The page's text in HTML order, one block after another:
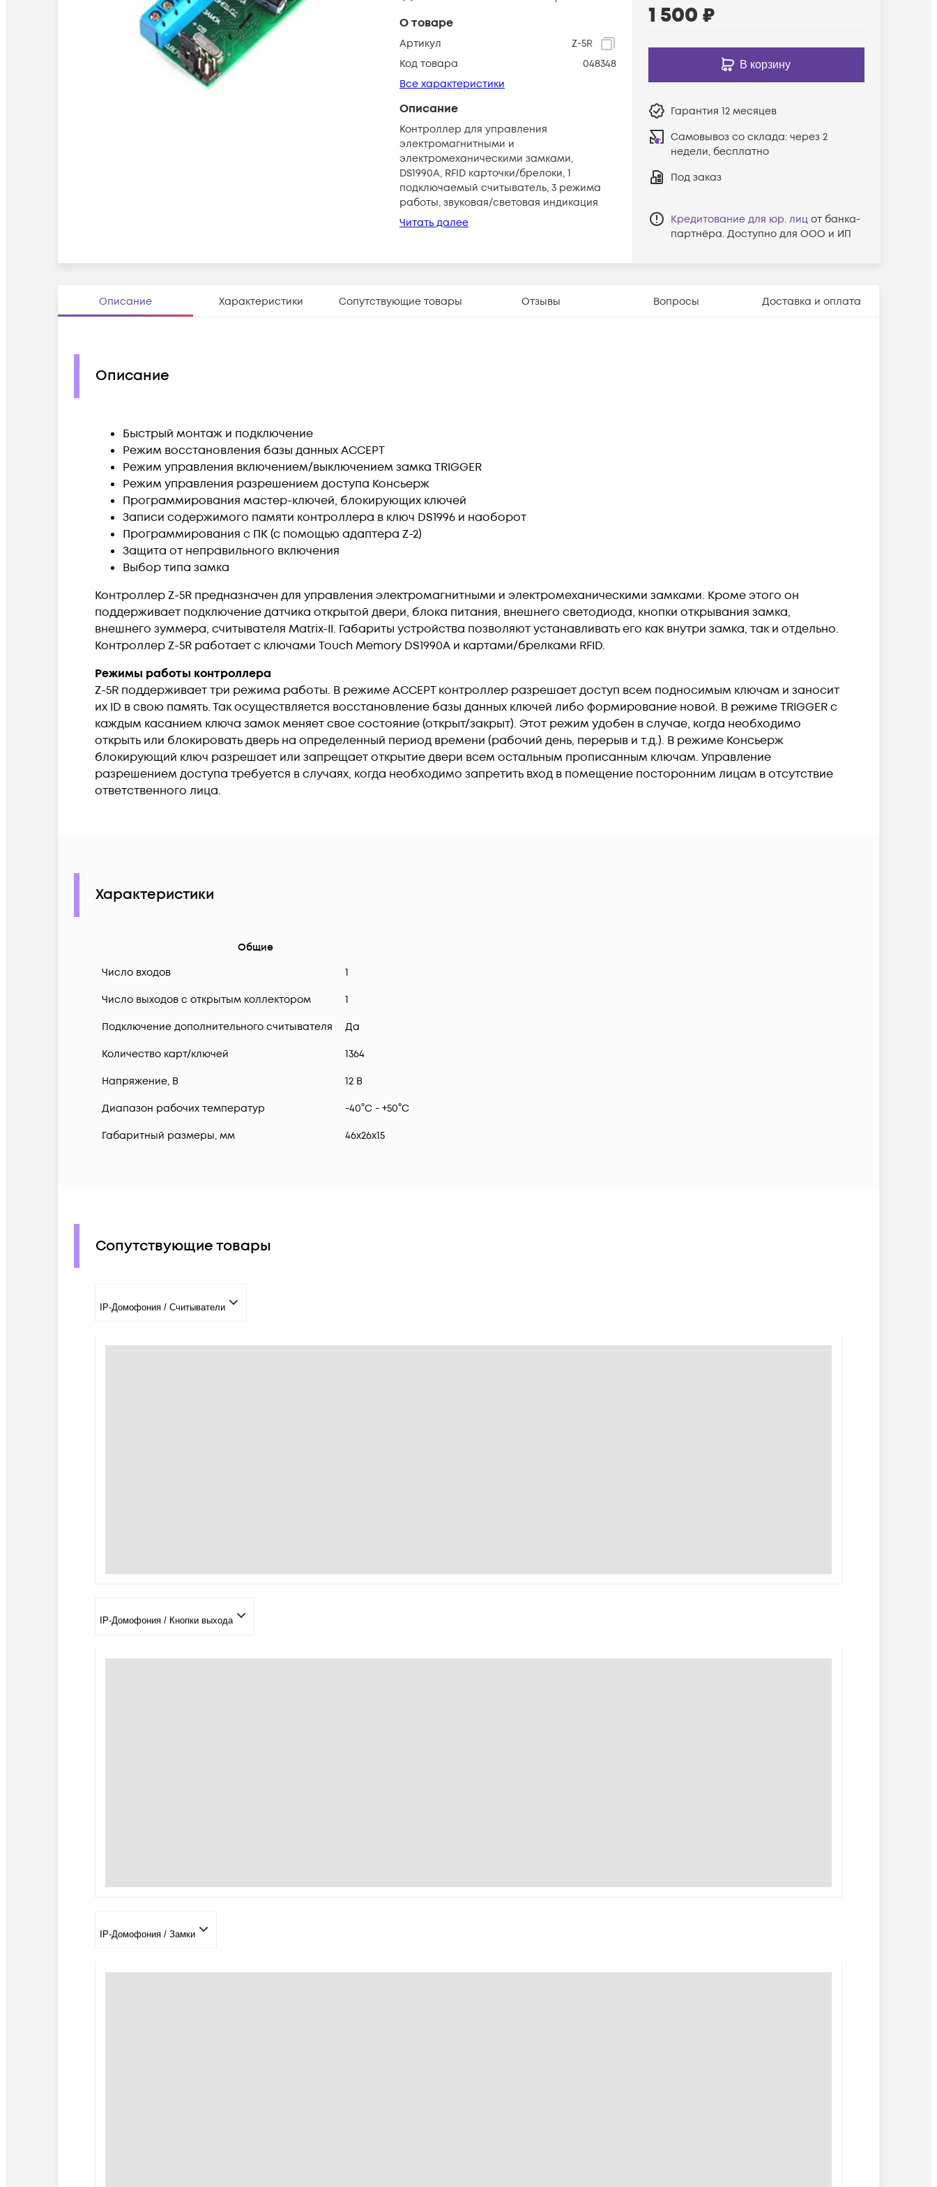
О товаре
Артикул
Z-5R
Код товара
048348
Все характеристики
Описание
Контроллер для управления
электромагнитными и
электромеханическими замками,
DS1990A, RFID карточки/брелоки, 1
подключаемый считыватель, 3 режима
работы, звуковая/световая индикация
Читать далее
1 500 ₽
В корзину
Гарантия 12 месяцев
Самовывоз со склада: через 2
недели, бесплатно
Под заказ
Кредитование для юр. лиц от банка-
партнёра. Доступно для ООО и ИП
Описание Характеристики Сопутствующие товары Отзывы Вопросы Доставка и оплата
Описание
Быстрый монтаж и подключение
Режим восстановления базы данных ACCEPT
Режим управления включением/выключением замка TRIGGER
Режим управления разрешением доступа Консьерж
Программирования мастер-ключей, блокирующих ключей
Записи содержимого памяти контроллера в ключ DS1996 и наоборот
Программирования с ПК (с помощью адаптера Z-2)
Защита от неправильного включения
Выбор типа замка
Контроллер Z-5R предназначен для управления электромагнитными и электромеханическими замками. Кроме этого он
поддерживает подключение датчика открытой двери, блока питания, внешнего светодиода, кнопки открывания замка,
внешнего зуммера, считывателя Matrix-II. Габариты устройства позволяют устанавливать его как внутри замка, так и отдельно.
Контроллер Z-5R работает с ключами Touch Memory DS1990А и картами/брелками RFID.
Режимы работы контроллера
Z-5R поддерживает три режима работы. В режиме ACCEPT контроллер разрешает доступ всем подносимым ключам и заносит
их ID в свою память. Так осуществляется восстановление базы данных ключей либо формирование новой. В режиме TRIGGER с
каждым касанием ключа замок меняет свое состояние (открыт/закрыт). Этот режим удобен в случае, когда необходимо
открыть или блокировать дверь на определенный период времени (рабочий день, перерыв и т.д.). В режиме Консьерж
блокирующий ключ разрешает или запрещает открытие двери всем остальным прописанным ключам. Управление
разрешением доступа требуется в случаях, когда необходимо запретить вход в помещение посторонним лицам в отсутствие
ответственного лица.
Характеристики
Общие
Число входов
1
Число выходов с открытым коллектором 1
Подключение дополнительного считывателя Да
Количество карт/ключей 1364
Напряжение, В 12 В
Диапазон рабочих температур -40°C - +50°C
Габаритный размеры, мм 46х26х15
Сопутствующие товары
IP-Домофония / Считыватели
IP-Домофония / Кнопки выхода
IP-Домофония / Замки